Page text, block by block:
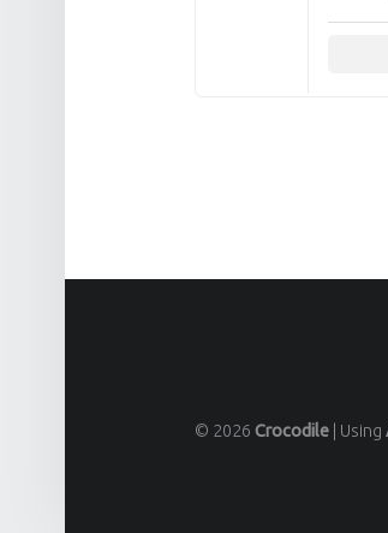
© 2026 Crocodile Using